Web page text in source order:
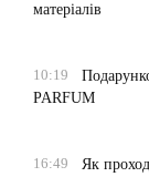
матеріалів
10:19
PARFUM
16:49
Як